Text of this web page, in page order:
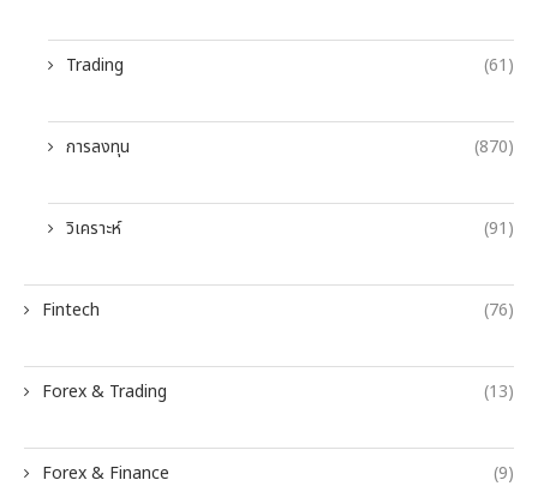
Trading (61)
การลงทุน (870)
วิเคราะห์ (91)
Fintech (76)
Forex & Trading (13)
Forex & Finance (9)